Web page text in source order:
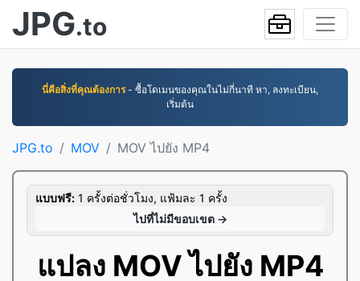
JPG.to
นี่คือสิ่งที่คุณต้องการ- ซื้อโดเมนของคุณในไม่กี่นาที หา, ลงทะเบียน,
เริ่มต้น
JPG.to MOV MOV ไปยัง MP4
แบบฟรี: 1 ครั้งต่อชั่วโมง, แฟ้มละ 1 ครั้ง
ไปที่ไม่มีขอบเขต →
แปลง MOV ไปยัง MP4